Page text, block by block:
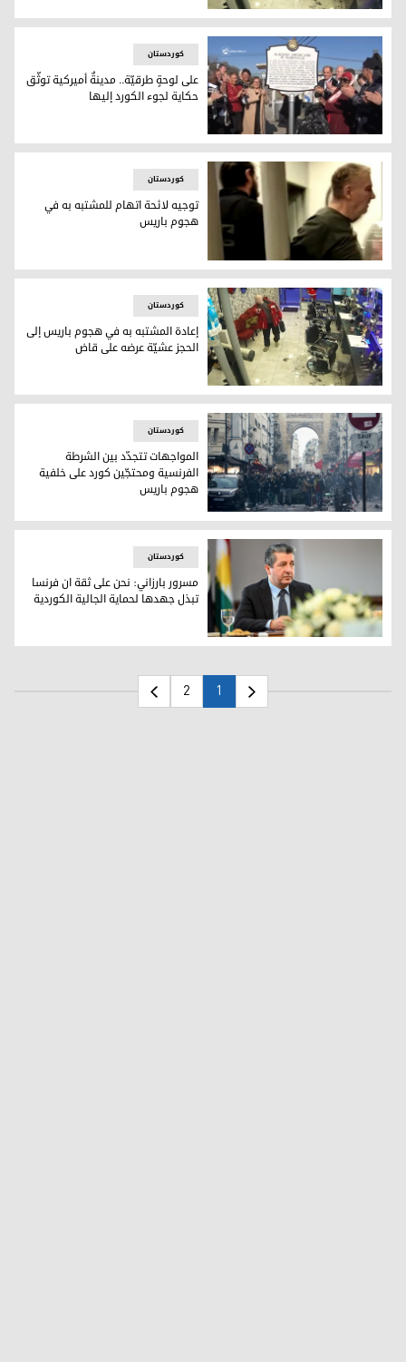
منفذ هجوم باريس
اللوحة الطرقية أثناء رفع الستارة عنها- كوردستان 24
کوردستان
على لوحةٍ طرقيّة.. مدينةٌ أميركية توثّق
حكاية لجوء الكورد إليها
الشخص المتهم بقتل 3 كورد في باريس
کوردستان
توجيه لائحة اتهام للمشتبه به في
هجوم باريس
الشخص الذي استهدف الجالية الكوردية في باريس-أرشيف
کوردستان
إعادة المشتبه به في هجوم باريس إلى
الحجز عشيّة عرضه على قاض
المواجهات تتجدّد بين الشرطة الفرنسية ومحتجّين كورد على
کوردستان
المواجهات تتجدّد بين الشرطة
الفرنسية ومحتجّين كورد على خلفية
هجوم باريس
مسرور بارزاني: نحن على ثقة ان فرنسا تبذل جهدها لحماية
کوردستان
مسرور بارزاني: نحن على ثقة ان فرنسا
تبذل جهدها لحماية الجالية الكوردية
1
2